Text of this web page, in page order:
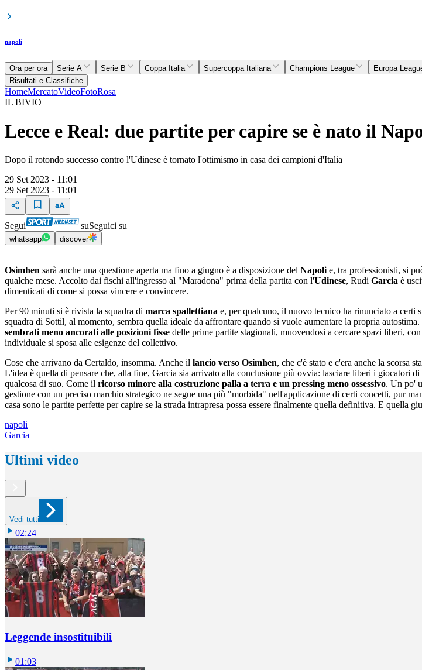
napoli
Ora per ora Serie A Serie B Coppa Italia Supercoppa Italiana Champions League Europa
Risultati e Classifiche
HomeMercatoVideoFotoRosa
IL BIVIO
Lecce e Real: due partite per capire se è nato il
Dopo il rotondo successo contro l'Udinese è tornato l'ottimismo in casa dei campioni d'Italia
29 Set 2023 - 11:01
29 Set 2023 - 11:01
Segui suSeguici su
whatsapp discover
Osimhen sarà anche una questione aperta ma fino a giugno è a disposizione del Napoli e, tra professionisti, si
qualche mese. Accolto dai fischi all'ingresso al "Maradona" prima della partita con l'Udinese, Rudi Garcia è
dimenticati di come si possa vincere e convincere.
Per 90 minuti si è rivista la squadra di marca spallettiana e, per qualcuno, il nuovo tecnico ha rinunciato a certi
squadra di Sottil, al momento, sembra quella ideale da affrontare quando si vuole aumentare la propria
sembrati meno ancorati alle posizioni fisse delle prime partite stagionali, muovendosi a cercare spazi liberi,
individuale si sposa alle esigenze del collettivo.
Cose che arrivano da Certaldo, insomma. Anche il lancio verso Osimhen, che c'è stato e c'era anche la scorsa
L'idea è quella di pensare che, alla fine, Garcia sia arrivato alla conclusione più ovvia: lasciare liberi i giocatori
qualcosa di suo. Come il ricorso minore alla costruzione palla a terra e un pressing meno ossessivo. Un po'
gestione con un preciso marchio strategico ne segue una più "morbida" nell'applicazione di certi concetti, pur
casa sono le partite perfette per capire se la strada intrapresa possa essere finalmente quella definitiva. E quella
napoli
Garcia
Ultimi video
Vedi tutti
02:24
Leggende insostituibili
01:03